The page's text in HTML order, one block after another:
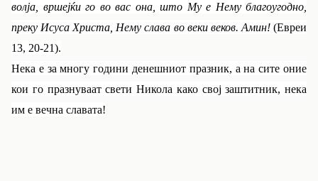
волја, вршејќи го во вас она, што Му е Нему благоугодно,
преку Исуса Христа, Нему слава во веки веков. Амин!(Евреи
13, 20-21).
Нека е за многу години денешниот празник, а на сите оние
кои го празнуваат свети Никола како свој заштитник, нека
им е вечна славата!